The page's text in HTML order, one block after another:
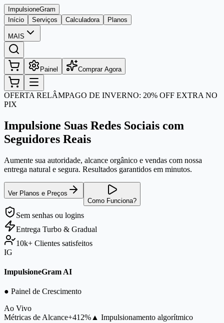
ImpulsioneGram
Início
Serviços Calculadora Planos
MAIS
Painel Comprar Agora
OFERTA RELÂMPAGO DE INVERNO: 20% OFF EXTRA NO
PIX
Impulsione Suas Redes Sociais com
Seguidores Reais
Aumente sua autoridade, alcance orgânico e vendas com nossa
entrega natural e segura. Resultados garantidos em minutos.
Ver Planos e Preços
Como Funciona?
Sem senhas ou logins
Entrega Turbo & Gradual
10k+ Clientes satisfeitos
IG
ImpulsioneGram AI
● Painel de Crescimento
Ao Vivo
Métricas de Alcance+412% ▲ Impulsionamento algorítmico